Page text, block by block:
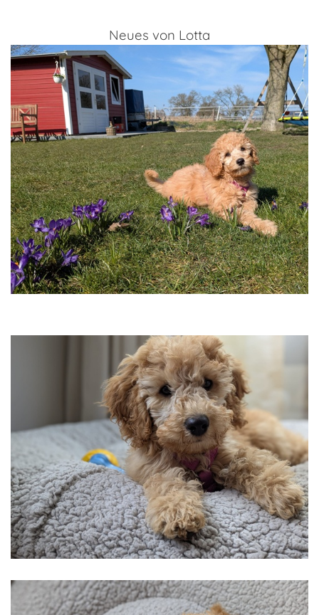
Neues von Lotta